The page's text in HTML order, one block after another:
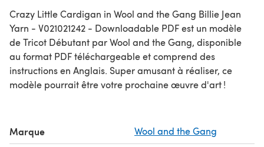
Crazy Little Cardigan in Wool and the Gang Billie Jean
Yarn - V021021242 - Downloadable PDF est un modèle
de Tricot Débutant par Wool and the Gang, disponible
au format PDF téléchargeable et comprend des
instructions en Anglais. Super amusant à réaliser, ce
modèle pourrait être votre prochaine œuvre d'art !
Marque Wool and the Gang